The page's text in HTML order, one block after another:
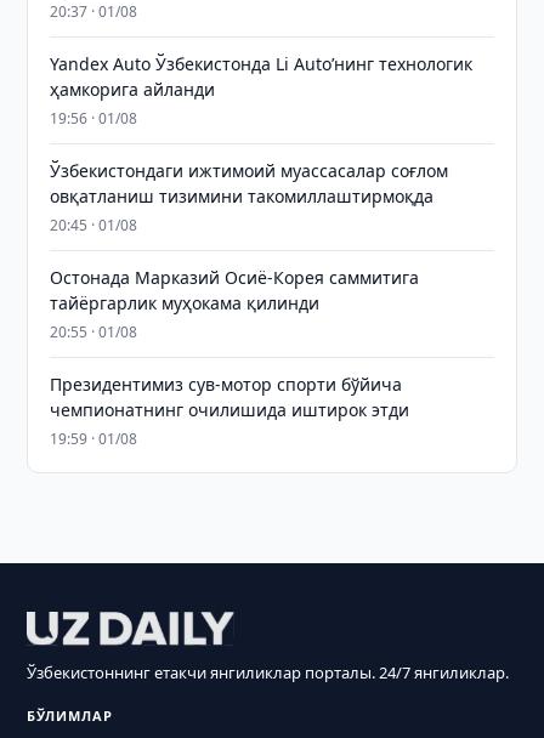
20:37 · 01/08
Yandex Auto Ўзбекистонда Li Auto’нинг технологик
ҳамкорига айланди
19:56 · 01/08
Ўзбекистондаги ижтимоий муассасалар соғлом
овқатланиш тизимини такомиллаштирмоқда
20:45 · 01/08
Остонада Марказий Осиё-Корея саммитига
тайёргарлик муҳокама қилинди
20:55 · 01/08
Президентимиз сув-мотор спорти бўйича
чемпионатнинг очилишида иштирок этди
19:59 · 01/08
Ўзбекистоннинг етакчи янгиликлар порталы. 24/7 янгиликлар.
БЎЛИМЛАР